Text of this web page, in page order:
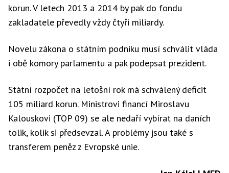
korun. V letech 2013 a 2014 by pak do fondu
zakladatele převedly vždy čtyři miliardy.
Novelu zákona o státním podniku musí schválit vláda
i obě komory parlamentu a pak podepsat prezident.
Státní rozpočet na letošní rok má schválený deficit
105 miliard korun. Ministrovi financí Miroslavu
Kalouskovi (TOP 09) se ale nedaří vybírat na daních
tolik, kolik si předsevzal. A problémy jsou také s
transferem peněz z Evropské unie.